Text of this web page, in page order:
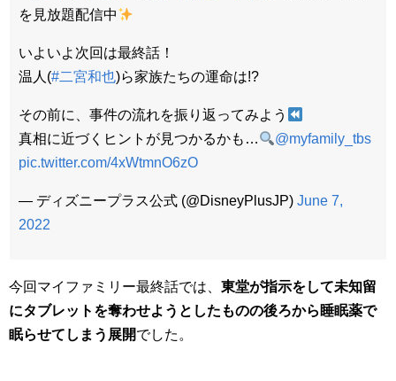
を見放題配信中
​いよいよ次回は最終話！​
温人(#二宮和也)ら家族たちの運命は!?​
その前に、事件の流れを振り返ってみよう
真相に近づくヒントが見つかるかも…
@myfamily_tbs
pic.twitter.com/4xWtmnO6zO
— ディズニープラス公式 (@DisneyPlusJP) June 7,
2022
今回マイファミリー最終話では、 東堂が指示をして未知留
にタブレットを奪わせようとしたものの後ろから睡眠薬で
眠らせてしまう展開でした。